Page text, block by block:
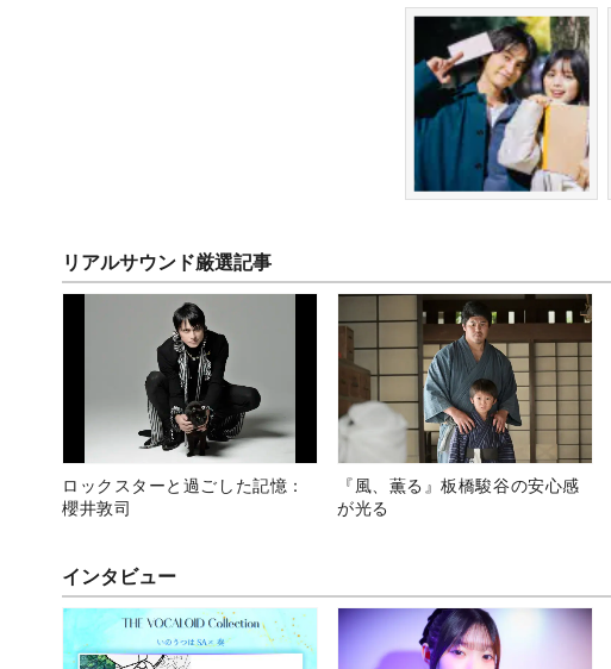
リアルサウンド厳選記事
ロックスターと過ごした記憶：
櫻井敦司
『風、薫る』板橋駿谷の安心感
が光る
インタビュー